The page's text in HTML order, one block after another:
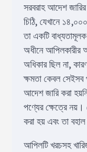
সরবরাহ আদেশ
চিঠি, যেখানে
তা একটি
অধীনে আপিলকারীর
অধিকার ছিল না,
ক্ষমতা কেবল
আদেশ জারি করা
পণ্যের ক্ষেত্রে নয়।
করা হয় এবং তা বহাল
আপিলটি খরচসহ